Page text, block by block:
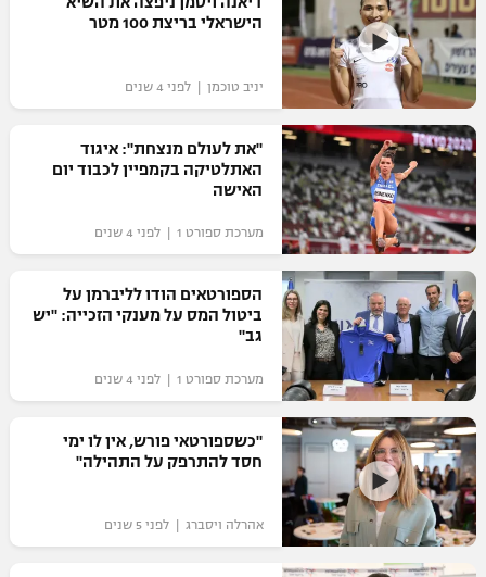
מדיניות פרטיות
תקנון פעילות ספורט 1
רשיון להקרנה פומבית לבית עסק
הצטרפות לחבילת הערוצים
לוח דרושים – ג'ובנט
תגיות
המגזין
גיימינג E-Sports
הישראלי בריצת 100 מטר
יניב טוכמן | לפני 4 שנים
"את לעולם מנצחת": איגוד
האתלטיקה בקמפיין לכבוד יום
האישה
מערכת ספורט 1 | לפני 4 שנים
הספורטאים הודו לליברמן על
ביטול המס על מענקי הזכייה: "יש
גב"
מערכת ספורט 1 | לפני 4 שנים
"כשספורטאי פורש, אין לו ימי
חסד להתרפק על התהילה"
אהרלה ויסברג | לפני 5 שנים